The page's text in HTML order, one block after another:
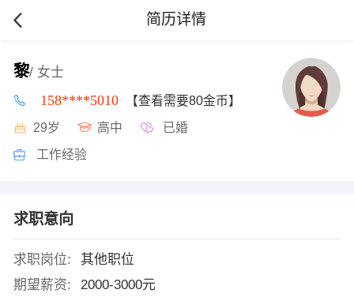
简历详情
黎/ 女士
158****5010 【查看需要80金币】
29岁 高中 已婚
工作经验
求职意向
求职岗位:
其他职位
期望薪资:
2000-3000元